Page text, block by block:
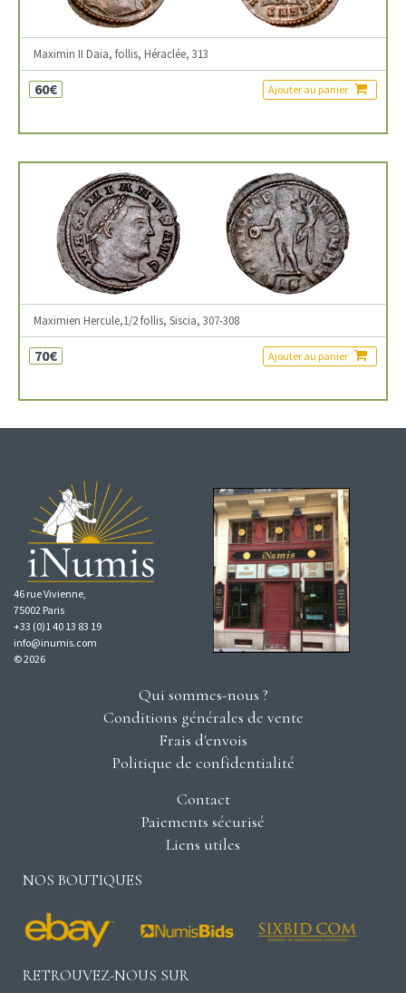
Maximin II Daia, follis, Héraclée, 313
60€ Ajouter au panier
Maximien Hercule,1/2 follis, Siscia, 307-308
70€ Ajouter au panier
46 rue Vivienne,
75002 Paris
+33 (0)1 40 13 83 19
info@inumis.com
© 2026
Qui sommes-nous ?
Conditions générales de vente
Frais d'envois
Politique de confidentialité
Contact
Paiements sécurisé
Liens utiles
NOS BOUTIQUES
RETROUVEZ-NOUS SUR